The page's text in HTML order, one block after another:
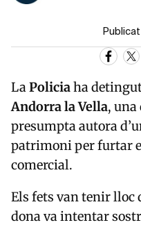
LaPoliciaha
Andorra la Vella, una
presumpta autora
patrimoni per furtar
comercial.
Els fets van tenir lloc
dona va intentar